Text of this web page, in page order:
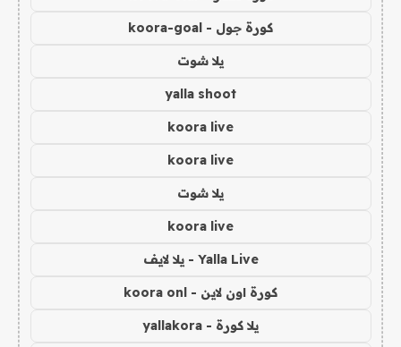
كورة جول - koora-goal
يلا شوت
yalla shoot
koora live
koora live
يلا شوت
koora live
Yalla Live - يلا لايف
كورة اون لاين - koora onl
يلا كورة - yallakora